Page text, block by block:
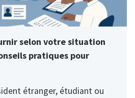
selon votre situation
pratiques pour
étranger, étudiant ou